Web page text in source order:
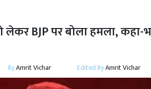
BJP पर बोला हमला,
ByAmrit Vichar Edited ByAmrit Vichar